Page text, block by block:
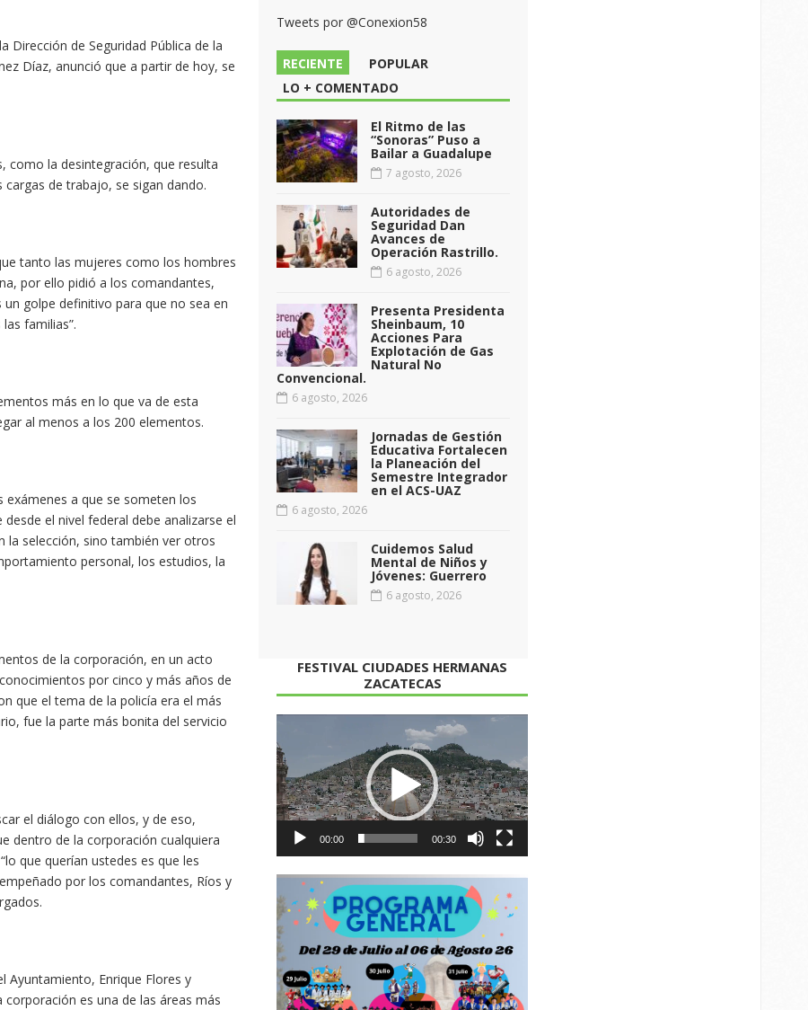
Dirección de Seguridad Pública de la
Díaz, anunció que a partir de hoy, se
como la desintegración, que resulta
de trabajo, se sigan dando.
tanto las mujeres como los hombres
por ello pidió a los comandantes,
un golpe definitivo para que no sea en
familias”.
más en lo que va de esta
al menos a los 200 elementos.
exámenes a que se someten los
el nivel federal debe analizarse el
la selección, sino también ver otros
personal, los estudios, la
de la corporación, en un acto
por cinco y más años de
que el tema de la policía era el más
fue la parte más bonita del servicio
el diálogo con ellos, y de eso,
dentro de la corporación cualquiera
que querían ustedes es que les
por los comandantes, Ríos y
Ayuntamiento, Enrique Flores y
es una de las áreas más
Tweets por @Conexion58
RECIENTE
POPULAR
LO + COMENTADO
El Ritmo de las
“Sonoras” Puso a
Bailar a Guadalupe
7 agosto, 2026
Autoridades de
Seguridad Dan
Avances de
Operación Rastrillo.
6 agosto, 2026
Presenta Presidenta
Sheinbaum, 10
Acciones Para
Explotación de Gas
Natural No
Convencional.
6 agosto, 2026
Jornadas de Gestión
Educativa Fortalecen
la Planeación del
Semestre Integrador
en el ACS-UAZ
6 agosto, 2026
Cuidemos Salud
Mental de Niños y
Jóvenes: Guerrero
6 agosto, 2026
FESTIVAL CIUDADES HERMANAS
ZACATECAS
de
vídeo
00:00 00:30